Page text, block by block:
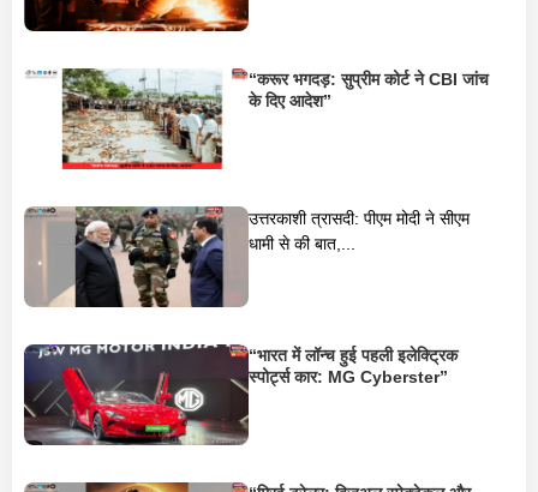
“करूर भगदड़: सुप्रीम कोर्ट ने CBI जांच
के दिए आदेश”
उत्तरकाशी त्रासदी: पीएम मोदी ने सीएम
धामी से की बात,...
“भारत में लॉन्च हुई पहली इलेक्ट्रिक
स्पोर्ट्स कार: MG Cyberster”